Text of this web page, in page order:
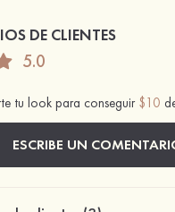
DE CLIENTES
5.0
tu look para conseguir $10
ESCRIBE UN